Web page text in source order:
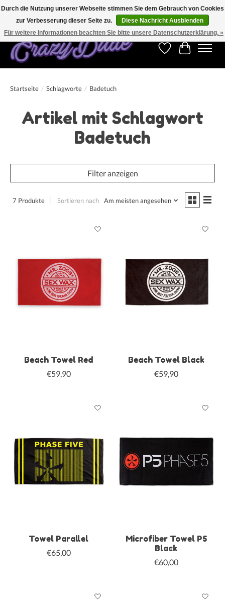
Kostenfreier Versand für Bestellungen ab 250 €. Weltweite Lieferung!
Wunschzettel
Ihr
Startseite / Schlagworte / Badetuch
Artikel mit Schlagwort
Badetuch
Filter anzeigen
7 Produkte Sortieren nach Am meisten angesehen
Beach Towel Red
€59,90
Beach Towel Black
€59,90
Towel Parallel
€65,00
Microfiber Towel P5
Black
€60,00
Durch die Nutzung unserer Webseite stimmen Sie dem Gebrauch von Cookies
zur Verbesserung dieser Seite zu.
Diese Nachricht Ausblenden
Für weitere Informationen beachten Sie bitte unsere Datenschutzerklärung. »